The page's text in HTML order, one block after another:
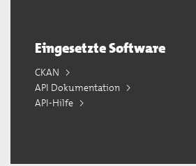
Eingesetzte Software
CKAN
API Dokumentation
API-Hilfe